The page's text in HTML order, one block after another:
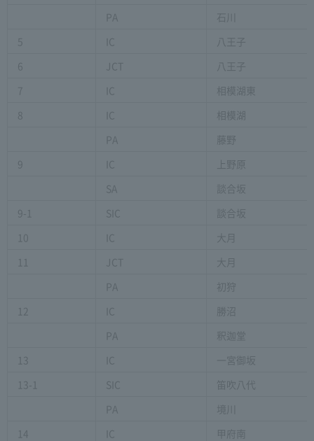
PA
石川
5
IC
八王子
6
JCT
八王子
7
IC
相模湖東
8
IC
相模湖
PA
藤野
9
IC
上野原
SA
談合坂
9-1
SIC
談合坂
10
IC
大月
11
JCT
大月
PA
初狩
12
IC
勝沼
PA
釈迦堂
13
IC
一宮御坂
13-1
SIC
笛吹八代
PA
境川
14
IC
甲府南